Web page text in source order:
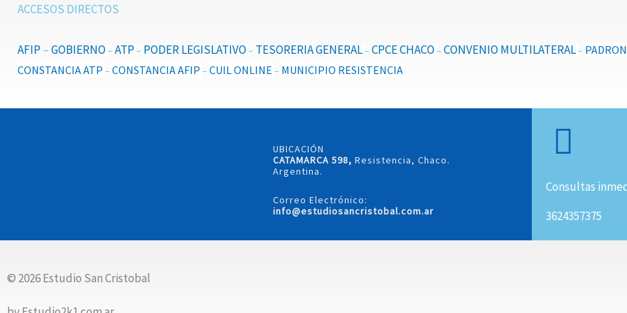
ACCESOS DIRECTOS
AFIP–GOBIERNO – ATP– PODER LEGISLATIVO – TESORERIA GENERAL– CPCE CHACO – CONVENIO MULTILATERAL– PADRON
CONSTANCIA ATP – CONSTANCIA AFIP – CUIL ONLINE – MUNICIPIO RESISTENCIA
UBICACIÓN
CATAMARCA 598, Resistencia, Chaco.
Argentina.
Correo Electrónico:
info@estudiosancristobal.com.ar
Consultas
3624357375
© 2026 Estudio San Cristobal